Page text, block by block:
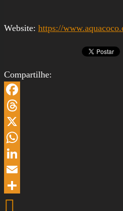
Website: https://
Compartilhe:
Facebook
Threads
X
WhatsApp
LinkedIn
Email
Share